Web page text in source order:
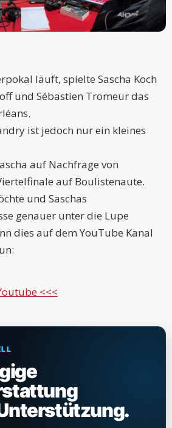
läuft, spielte Sascha Koch
und Sébastien Tromeur das
ist jedoch nur ein kleines
auf Nachfrage von
auf Boulistenaute.
und Saschas
genauer unter die Lupe
dies auf dem YouTube Kanal
<<<